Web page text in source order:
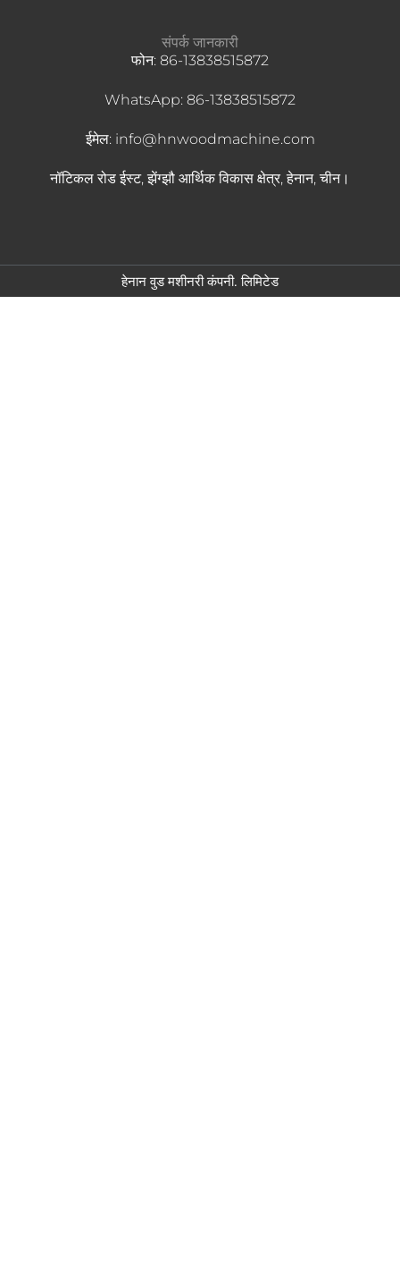
संपर्क जानकारी
फोन: 86-13838515872
WhatsApp: 86-13838515872
ईमेल: info@hnwoodmachine.com
नॉटिकल रोड ईस्ट, झेंग्झौ आर्थिक विकास क्षेत्र, हेनान, चीन।
हेनान वुड मशीनरी कंपनी. लिमिटेड